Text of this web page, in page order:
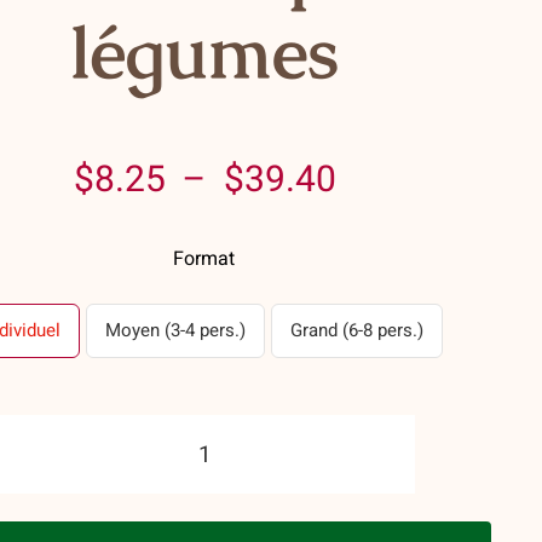
légumes
$8.25 – $39.40Plage
$8.25
Format
Moyen (3-4 pers.) Grand (6-8 pers.)
quantité
de